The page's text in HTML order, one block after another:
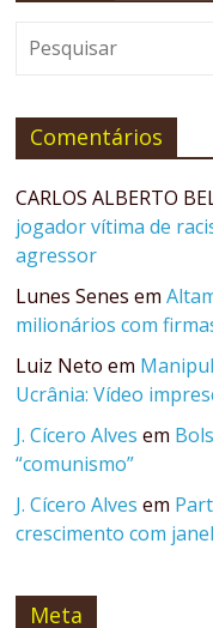
Comentários
CARLOS ALBERTO
jogador vítima de
agressor
Lunes Senes em
milionários com
Luiz Neto em
Ucrânia: Vídeo
J. Cícero Alves em
“comunismo”
J. Cícero Alves em
crescimento com
Meta